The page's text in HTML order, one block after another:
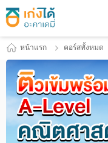
หน้าแรก คอร์สทั้งหมด